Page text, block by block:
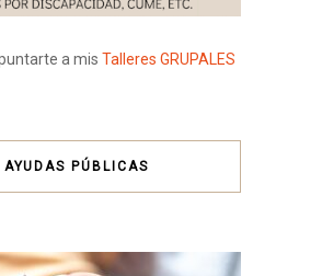
a mis Talleres GRUPALES
AYUDAS PÚBLICAS